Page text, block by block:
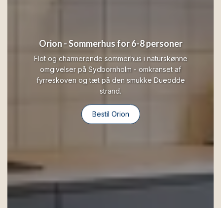
Orion - Sommerhus for 6-8 personer
Flot og charmerende sommerhus i naturskønne
omgivelser på Sydbornholm - omkranset af
fyrreskoven og tæt på den smukke Dueodde
strand.
Bestil Orion